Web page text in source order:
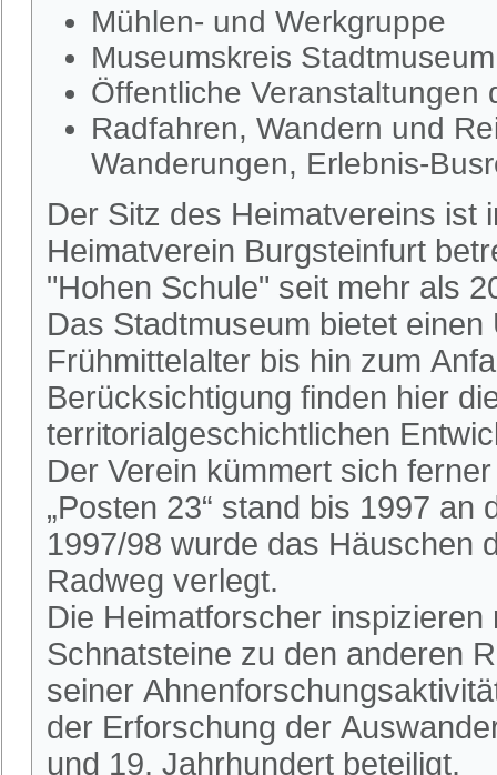
Mühlen- und Werkgruppe
Museumskreis
Öffentliche Veranstaltungen
Radfahren, Wandern und
Wanderungen, Erlebnis-
Der Sitz des Heimatvereins ist
Heimatverein Burgsteinfurt
"Hohen Schule" seit mehr als
Das Stadtmuseum bietet
Frühmittelalter bis hin zum
Berücksichtigung finden hier
territorialgeschichtlichen
Der Verein kümmert sich
„Posten 23“ stand bis 1997
1997/98 wurde das Häuschen
Radweg verlegt.
Die Heimatforscher
Schnatsteine zu den anderen
seiner
der Erforschung der
und 19. Jahrhundert beteiligt.